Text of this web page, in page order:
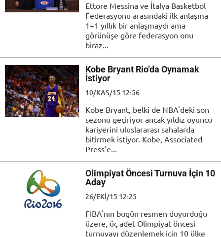
Ettore Messina ve İtalya Basketbol
Federasyonu arasındaki ilk anlaşma
1+1 yıllık bir anlaşmaydı ama
görünüşe göre federasyon onu
biraz...
Kobe Bryant Rio’da Oynamak
İstiyor
10/KAS/15 12:56
Kobe Bryant, belki de NBA'deki son
sezonu geçiriyor ancak yıldız oyuncu
kariyerini uluslararası sahalarda
bitirmek istiyor. Kobe, Associated
Press'e...
Olimpiyat Öncesi Turnuva İçin 10
Aday
26/EKI/15 12:25
FIBA'nın bugün resmen duyurduğu
üzere, üç adet Olimpiyat öncesi
turnuvayı düzenlemek için 10 ülke